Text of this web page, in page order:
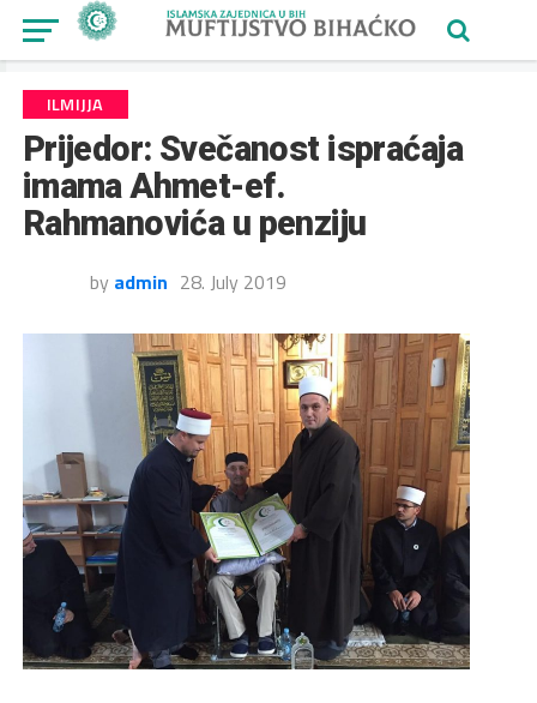
ILMIJJA
Prijedor: Svečanost ispraćaja
imama Ahmet-ef.
Rahmanovića u penziju
by admin 28. July 2019